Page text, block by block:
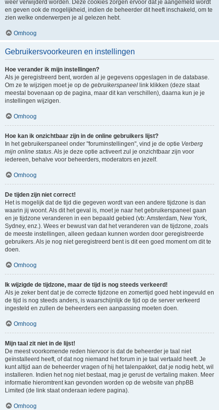
weer verwijderd worden. Deze cookies zorgen ervoor dat je aangemeld wordt
en geven ook de mogelijkheid, indien de beheerder dit heeft inschakeld, om te
zien welke onderwerpen je al gelezen hebt.
Omhoog
Gebruikersvoorkeuren en instellingen
Hoe verander ik mijn instellingen?
Als je geregistreerd bent, worden al je gegevens opgeslagen in de database.
Om ze te wijzigen moet je op de gebruikerspaneel link klikken (deze staat
meestal bovenaan op de pagina, maar dit kan verschillen), daarna kun je je
instellingen wijzigen.
Omhoog
Hoe kan ik onzichtbaar zijn in de online gebruikers lijst?
In het gebruikerspaneel onder "foruminstellingen", vind je de optie Verberg
mijn online status. Als je deze optie activeert zul je onzichtbaar zijn voor
iedereen, behalve voor beheerders, moderators en jezelf.
Omhoog
De tijden zijn niet correct!
Het is mogelijk dat de tijd die gegeven wordt van een andere tijdzone is dan
waarin jij woont. Als dit het geval is, moet je naar het gebruikerspaneel gaan
en je tijdzone veranderen in een bepaald gebied (vb: Amsterdam, New York,
Sydney, enz.). Wees er bewust van dat het veranderen van de tijdzone, zoals
de meeste instellingen, alleen gedaan kunnen worden door geregistreerde
gebruikers. Als je nog niet geregistreerd bent is dit een goed moment om dit te
doen.
Omhoog
Ik wijzigde de tijdzone, maar de tijd is nog steeds verkeerd!
Als je zeker bent dat je de correcte tijdzone en zomertijd goed hebt ingevuld en
de tijd is nog steeds anders, is waarschijnlijk de tijd op de server verkeerd
ingesteld en zullen de beheerders een aanpassing moeten doen.
Omhoog
Mijn taal zit niet in de lijst!
De meest voorkomende reden hiervoor is dat de beheerder je taal niet
geïnstalleerd heeft, of dat nog niemand het forum in je taal vertaald heeft. Je
kunt altijd aan de beheerder vragen of hij het talenpakket, dat je nodig hebt, wil
installeren. Indien het nog niet bestaat, mag je gerust de vertaling maken. Meer
informatie hieromtrent kan gevonden worden op de website van phpBB
Limited (de link staat onderaan iedere pagina).
Omhoog